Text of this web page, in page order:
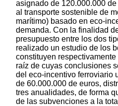
asignado de 120.000.000
al transporte sostenible de
marítimo) basado en eco-
demanda. Con la finalidad
presupuesto entre los dos
realizado un estudio de los
constituyen
raíz de cuyas conclusiones
del eco-incentivo ferroviario
de 60.000.000 de euros,
tres anualidades, de forma
de las subvenciones a la